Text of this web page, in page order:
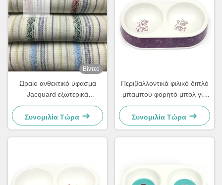
Βίντεο
Ωραίο ανθεκτικό ύφασμα
Jacquard εξωτερικά
μαξιλάρια Sunbrella ύφασμα
Συνομιλία Τώρα
Περιβαλλοντικά φιλικό διπλό
μπαμπού φορητό μπολ για
σκύλους και κατοικίδια ζώα
Συνομιλία Τώρα